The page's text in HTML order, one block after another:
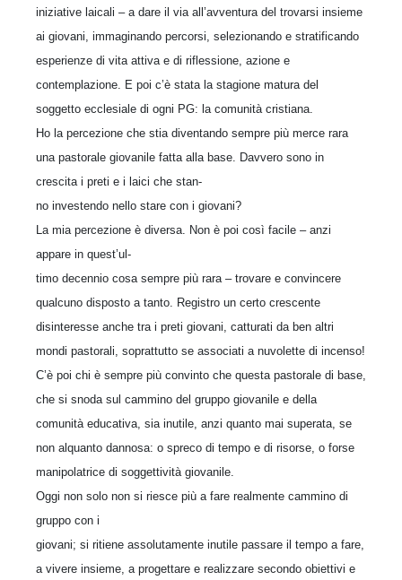
iniziative laicali – a dare il via all’avventura del trovarsi insieme
ai giovani, immaginando percorsi, selezionando e stratificando
esperienze di vita attiva e di riflessione, azione e
contemplazione. E poi c’è stata la stagione matura del
soggetto ecclesiale di ogni PG: la comunità cristiana.
Ho la percezione che stia diventando sempre più merce rara
una pastorale giovanile fatta alla base. Davvero sono in
crescita i preti e i laici che stan-
no investendo nello stare con i giovani?
La mia percezione è diversa. Non è poi così facile – anzi
appare in quest’ul-
timo decennio cosa sempre più rara – trovare e convincere
qualcuno disposto a tanto. Registro un certo crescente
disinteresse anche tra i preti giovani, catturati da ben altri
mondi pastorali, soprattutto se associati a nuvolette di incenso!
C’è poi chi è sempre più convinto che questa pastorale di base,
che si snoda sul cammino del gruppo giovanile e della
comunità educativa, sia inutile, anzi quanto mai superata, se
non alquanto dannosa: o spreco di tempo e di risorse, o forse
manipolatrice di soggettività giovanile.
Oggi non solo non si riesce più a fare realmente cammino di
gruppo con i
giovani; si ritiene assolutamente inutile passare il tempo a fare,
a vivere insieme, a progettare e realizzare secondo obiettivi e